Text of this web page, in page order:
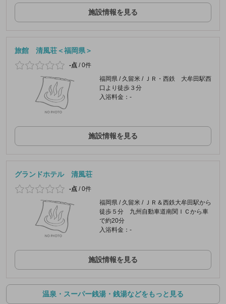
施設情報を見る
旅館 清風荘＜福岡県＞
-点 /0件
福岡県 / 久留米 / ＪＲ・西鉄 大牟田駅西
口より徒歩３分
入浴料金：-
施設情報を見る
グランドホテル 清風荘
-点 /0件
福岡県 / 久留米 / ＪＲ＆西鉄大牟田駅から
徒歩５分 九州自動車道南関ＩＣから車
で約20分
入浴料金：-
施設情報を見る
温泉・スーパー銭湯・銭湯などをもっと見る